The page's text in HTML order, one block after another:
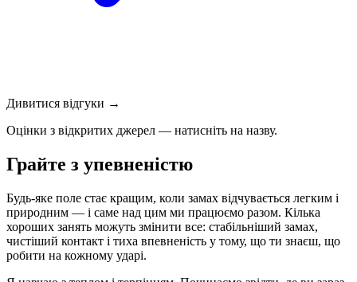
Дивитися відгуки →
Оцінки з відкритих джерел — натисніть на назву.
Грайте з упевненістю
Будь-яке поле стає кращим, коли замах відчувається легким і
природним — і саме над цим ми працюємо разом. Кілька
хороших занять можуть змінити все: стабільніший замах,
чистіший контакт і тиха впевненість у тому, що ти знаєш, що
робити на кожному ударі.